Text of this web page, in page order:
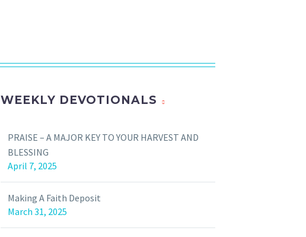
WEEKLY DEVOTIONALS
PRAISE – A MAJOR KEY TO YOUR HARVEST AND
BLESSING
April 7, 2025
Making A Faith Deposit
March 31, 2025